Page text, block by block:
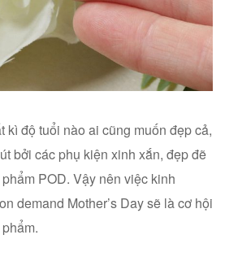
kì độ tuổi nào ai cũng muốn đẹp cả,
bởi các phụ kiện xinh xắn, đẹp đẽ
POD. Vậy nên việc kinh
demand Mother’s Day sẽ là cơ hội